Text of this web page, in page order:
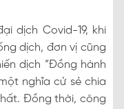
dịch Covid-19, khi
dịch, đơn vị cũng
dịch “Đồng hành
nghĩa cử sẻ chia
Đồng thời, công